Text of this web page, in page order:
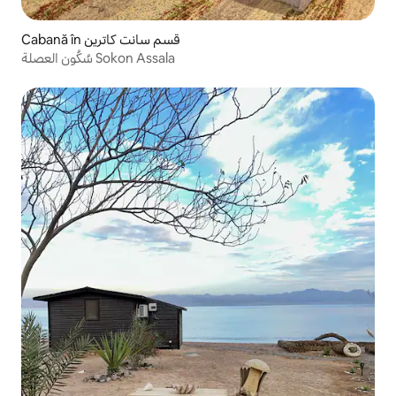
Cabană în قسم سانت كاترين
سُكُون العصلة Sokon Assala